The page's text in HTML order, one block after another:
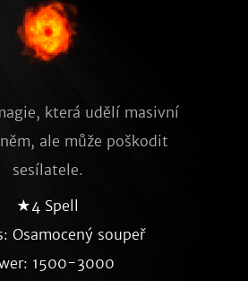
která udělí masivní
ale může poškodit
sesílatele.
★4 Spell
Osamocený soupeř
1500-3000